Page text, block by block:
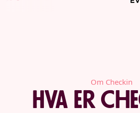
Om Checkin
Hva er